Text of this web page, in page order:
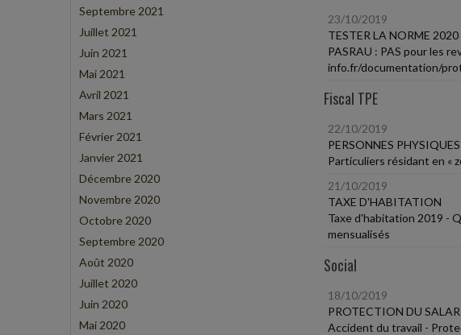
Septembre 2021
Juillet 2021
Juin 2021
Mai 2021
Avril 2021
Mars 2021
Février 2021
Janvier 2021
Décembre 2020
Novembre 2020
Octobre 2020
Septembre 2020
Août 2020
Juillet 2020
Juin 2020
Mai 2020
23/10/2019
TESTER LA NORME 2020
PASRAU : PAS pour les
info.fr/documentation/
Fiscal TPE
22/10/2019
PERSONNES
Particuliers résidant en «
21/10/2019
TAXE D'HABITATION
Taxe d'habitation 2019 -
mensualisés
Social
18/10/2019
PROTECTION DU
Accident du travail -